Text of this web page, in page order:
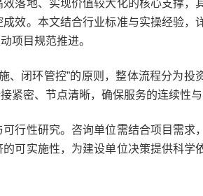
效落地、实现价值较大化的核心支撑，
效。本文结合行业标准与实操经验，
项目规范推进。
闭环管控”的原则，整体流程分为投
紧密、节点清晰，确保服务的连续性与
行性研究。咨询单位需结合项目需求
可实施性，为建设单位决策提供科学